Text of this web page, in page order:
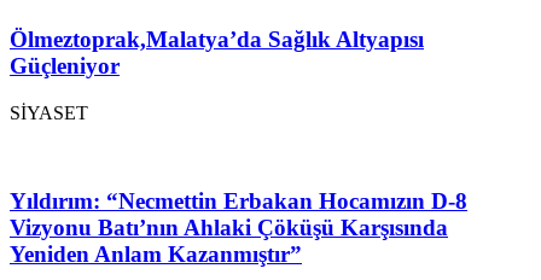
Ölmeztoprak,Malatya’da Sağlık Altyapısı
Güçleniyor
SİYASET
Yıldırım: “Necmettin Erbakan Hocamızın D-8
Vizyonu Batı’nın Ahlaki Çöküşü Karşısında
Yeniden Anlam Kazanmıştır”